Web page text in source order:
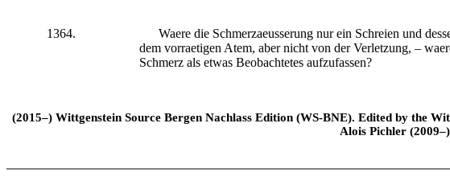
1364.
Waere die Schmerzaeusserung nur ein Schreien und
dem vorraetigen Atem, aber nicht von der Verletzung, –
Schmerz als etwas Beobachtetes aufzufassen?
(2015–) Wittgenstein Source Bergen Nachlass Edition (WS-BNE). Edited by the
Alois Pichler